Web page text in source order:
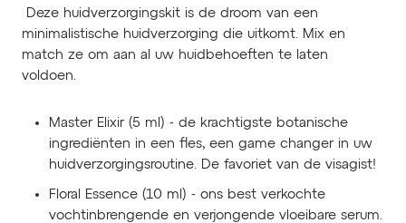
Deze huidverzorgingskit is de droom van een
minimalistische huidverzorging die uitkomt. Mix en
match ze om aan al uw huidbehoeften te laten
voldoen.
Master Elixir (5 ml) - de krachtigste botanische
ingrediënten in een fles, een game changer in uw
huidverzorgingsroutine. De favoriet van de visagist!
Floral Essence (10 ml) - ons best verkochte
vochtinbrengende en verjongende vloeibare serum.